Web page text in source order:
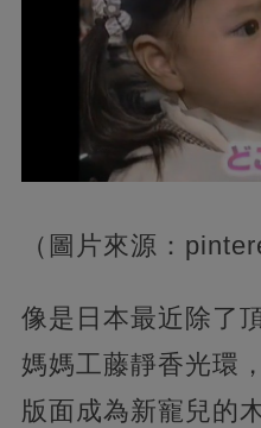
（圖片來源：
像是日本最近除了
媽媽工藤靜香光環
版面成為新寵兒的